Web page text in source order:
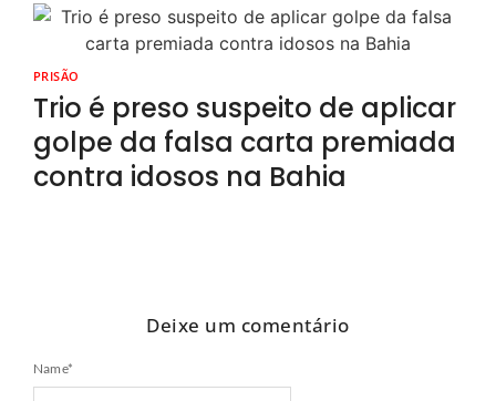
PRISÃO
Trio é preso suspeito de aplicar
golpe da falsa carta premiada
contra idosos na Bahia
Deixe um comentário
Name*